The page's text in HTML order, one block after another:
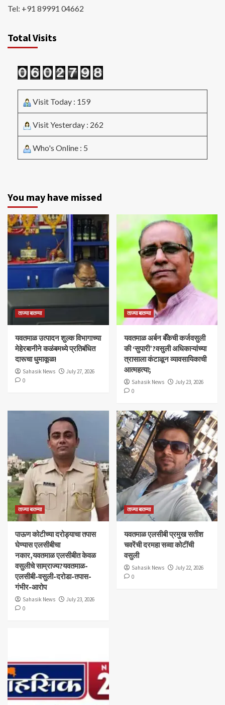
Tel: +91 89991 04662
Total Visits
Visit Today : 159
Visit Yesterday : 262
Who's Online : 5
You may have missed
ताज्या बातम्या
यवतमाळ उत्पादन शुल्क विभागाच्या
मेहेरबानीने कळंबमध्ये प्रतिबंधित
दारूचा धुमाकूळ!
Sahasik News
July 27, 2026
0
ताज्या बातम्या
​यवतमाळ अर्बन बँकेची कर्जवसुली
की ‘सुपारी’?वसुली अधिकाऱ्यांच्या
त्रासाला कंटाळून व्यावसायिकाची
आत्महत्या;
Sahasik News
July 23, 2026
0
ताज्या बातम्या
पाऊण कोटीच्या दरोड्याचा तपास
घेण्यास एलसीबीचा
नकार,यवतमाळ एलसीबीत केवळ
वसुलीचे साम्राज्य?यवतमाळ-
एलसीबी-वसुली-दरोडा-तपास-
गंभीर-आरोप
Sahasik News
July 23, 2026
0
ताज्या बातम्या
यवतमाळ एलसीबी प्रमुख सतीश
चवरेंची दरमहा सव्वा कोटींची
वसुली
Sahasik News
July 22, 2026
0